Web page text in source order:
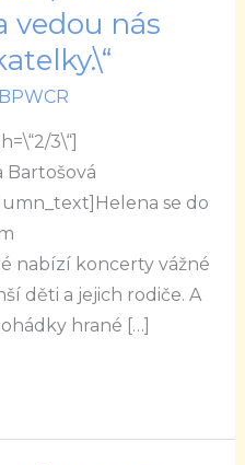
vedou nás
BPWCR
3\“]
Bartošová
se do
nabízí koncerty vážné
děti a jejich rodiče. A
hrané […]